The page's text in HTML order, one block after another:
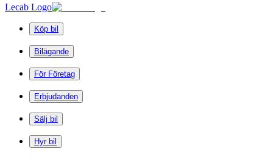
Lecab Logo
Köp bil
Bilägande
För Företag
Erbjudanden
Sälj bil
Hyr bil